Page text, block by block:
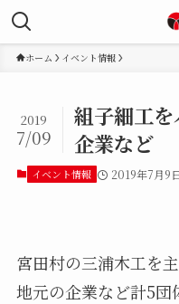
ホーム イベント情報
組子細工
企業など
2019
7/09
イベント情報 2019年7月9
宮田村の三浦木工を
地元の企業など計5